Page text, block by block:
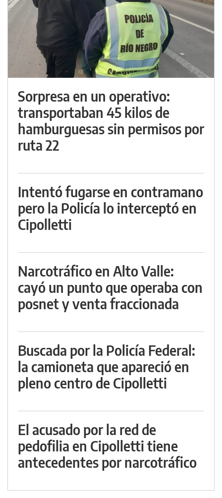
Sorpresa en un operativo:
transportaban 45 kilos de
hamburguesas sin permisos por
ruta 22
Intentó fugarse en contramano
pero la Policía lo interceptó en
Cipolletti
Narcotráfico en Alto Valle:
cayó un punto que operaba con
posnet y venta fraccionada
Buscada por la Policía Federal:
la camioneta que apareció en
pleno centro de Cipolletti
El acusado por la red de
pedofilia en Cipolletti tiene
antecedentes por narcotráfico